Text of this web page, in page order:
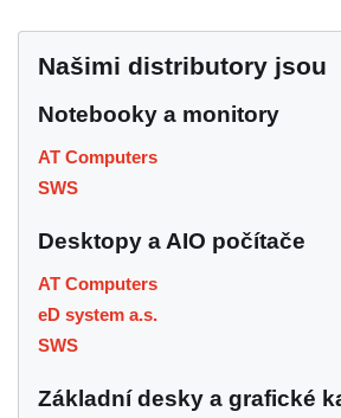
Našimi distributory jsou
Notebooky a monitory
AT Computers
SWS
Desktopy a AIO počítače
AT Computers
eD system a.s.
SWS
Základní desky a grafické